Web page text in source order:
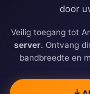
door
Veilig toegang tot
server. Ontvang
bandbreedte en